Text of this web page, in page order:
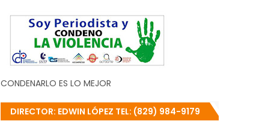
CONDENARLO ES LO MEJOR
DIRECTOR: EDWIN LÓPEZ TEL: (829) 984-9179